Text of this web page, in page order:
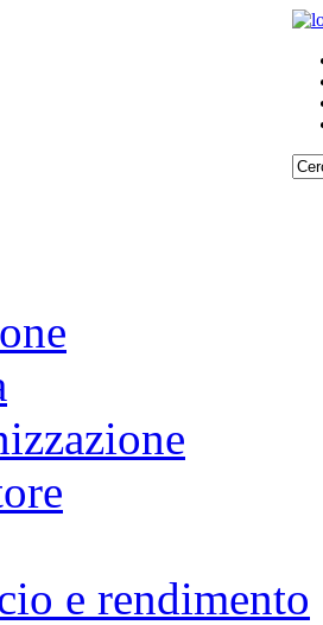
e rendimento